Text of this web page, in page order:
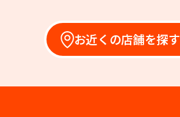
お近くの店舗を探す